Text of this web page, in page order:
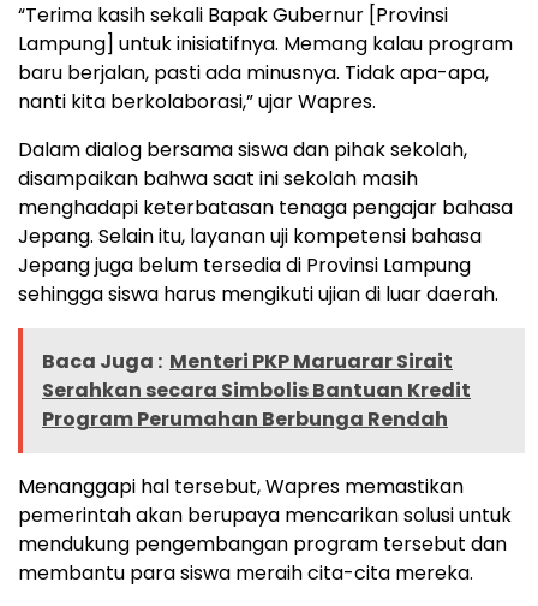
“Terima kasih sekali Bapak Gubernur [Provinsi
Lampung] untuk inisiatifnya. Memang kalau program
baru berjalan, pasti ada minusnya. Tidak apa-apa,
nanti kita berkolaborasi,” ujar Wapres.
Dalam dialog bersama siswa dan pihak sekolah,
disampaikan bahwa saat ini sekolah masih
menghadapi keterbatasan tenaga pengajar bahasa
Jepang. Selain itu, layanan uji kompetensi bahasa
Jepang juga belum tersedia di Provinsi Lampung
sehingga siswa harus mengikuti ujian di luar daerah.
Baca Juga : Menteri PKP Maruarar Sirait
Serahkan secara Simbolis Bantuan Kredit
Program Perumahan Berbunga Rendah
Menanggapi hal tersebut, Wapres memastikan
pemerintah akan berupaya mencarikan solusi untuk
mendukung pengembangan program tersebut dan
membantu para siswa meraih cita-cita mereka.